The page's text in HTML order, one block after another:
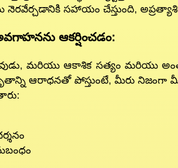
నెరవేర్చడానికి సహాయం చేస్తుంది,
ఆకర్షించడం:
మరియు ఆకాశిక సత్యం మరియు
ఆరాధనతో పోస్తుంటే, మీరు నిజంగా